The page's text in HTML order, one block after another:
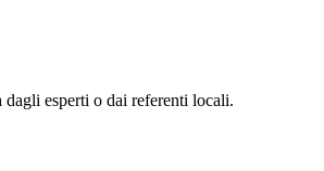
dagli esperti o dai referenti locali.